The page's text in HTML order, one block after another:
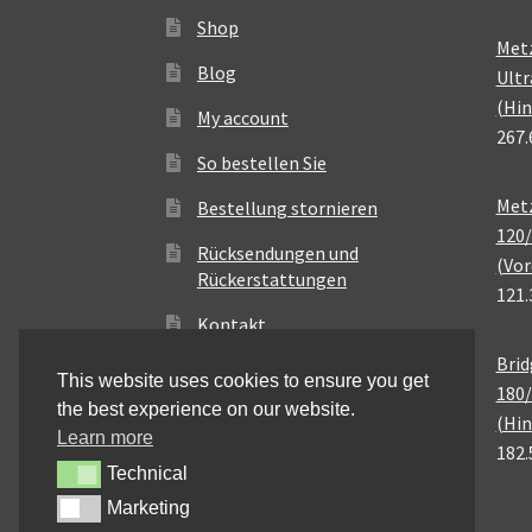
Shop
Blog
My account
So bestellen Sie
Bestellung stornieren
Rücksendungen und
Rückerstattungen
Kontakt
This website uses cookies to ensure you get
the best experience on our website.
Learn more
TechnicalTechnical
MarketingMarketing